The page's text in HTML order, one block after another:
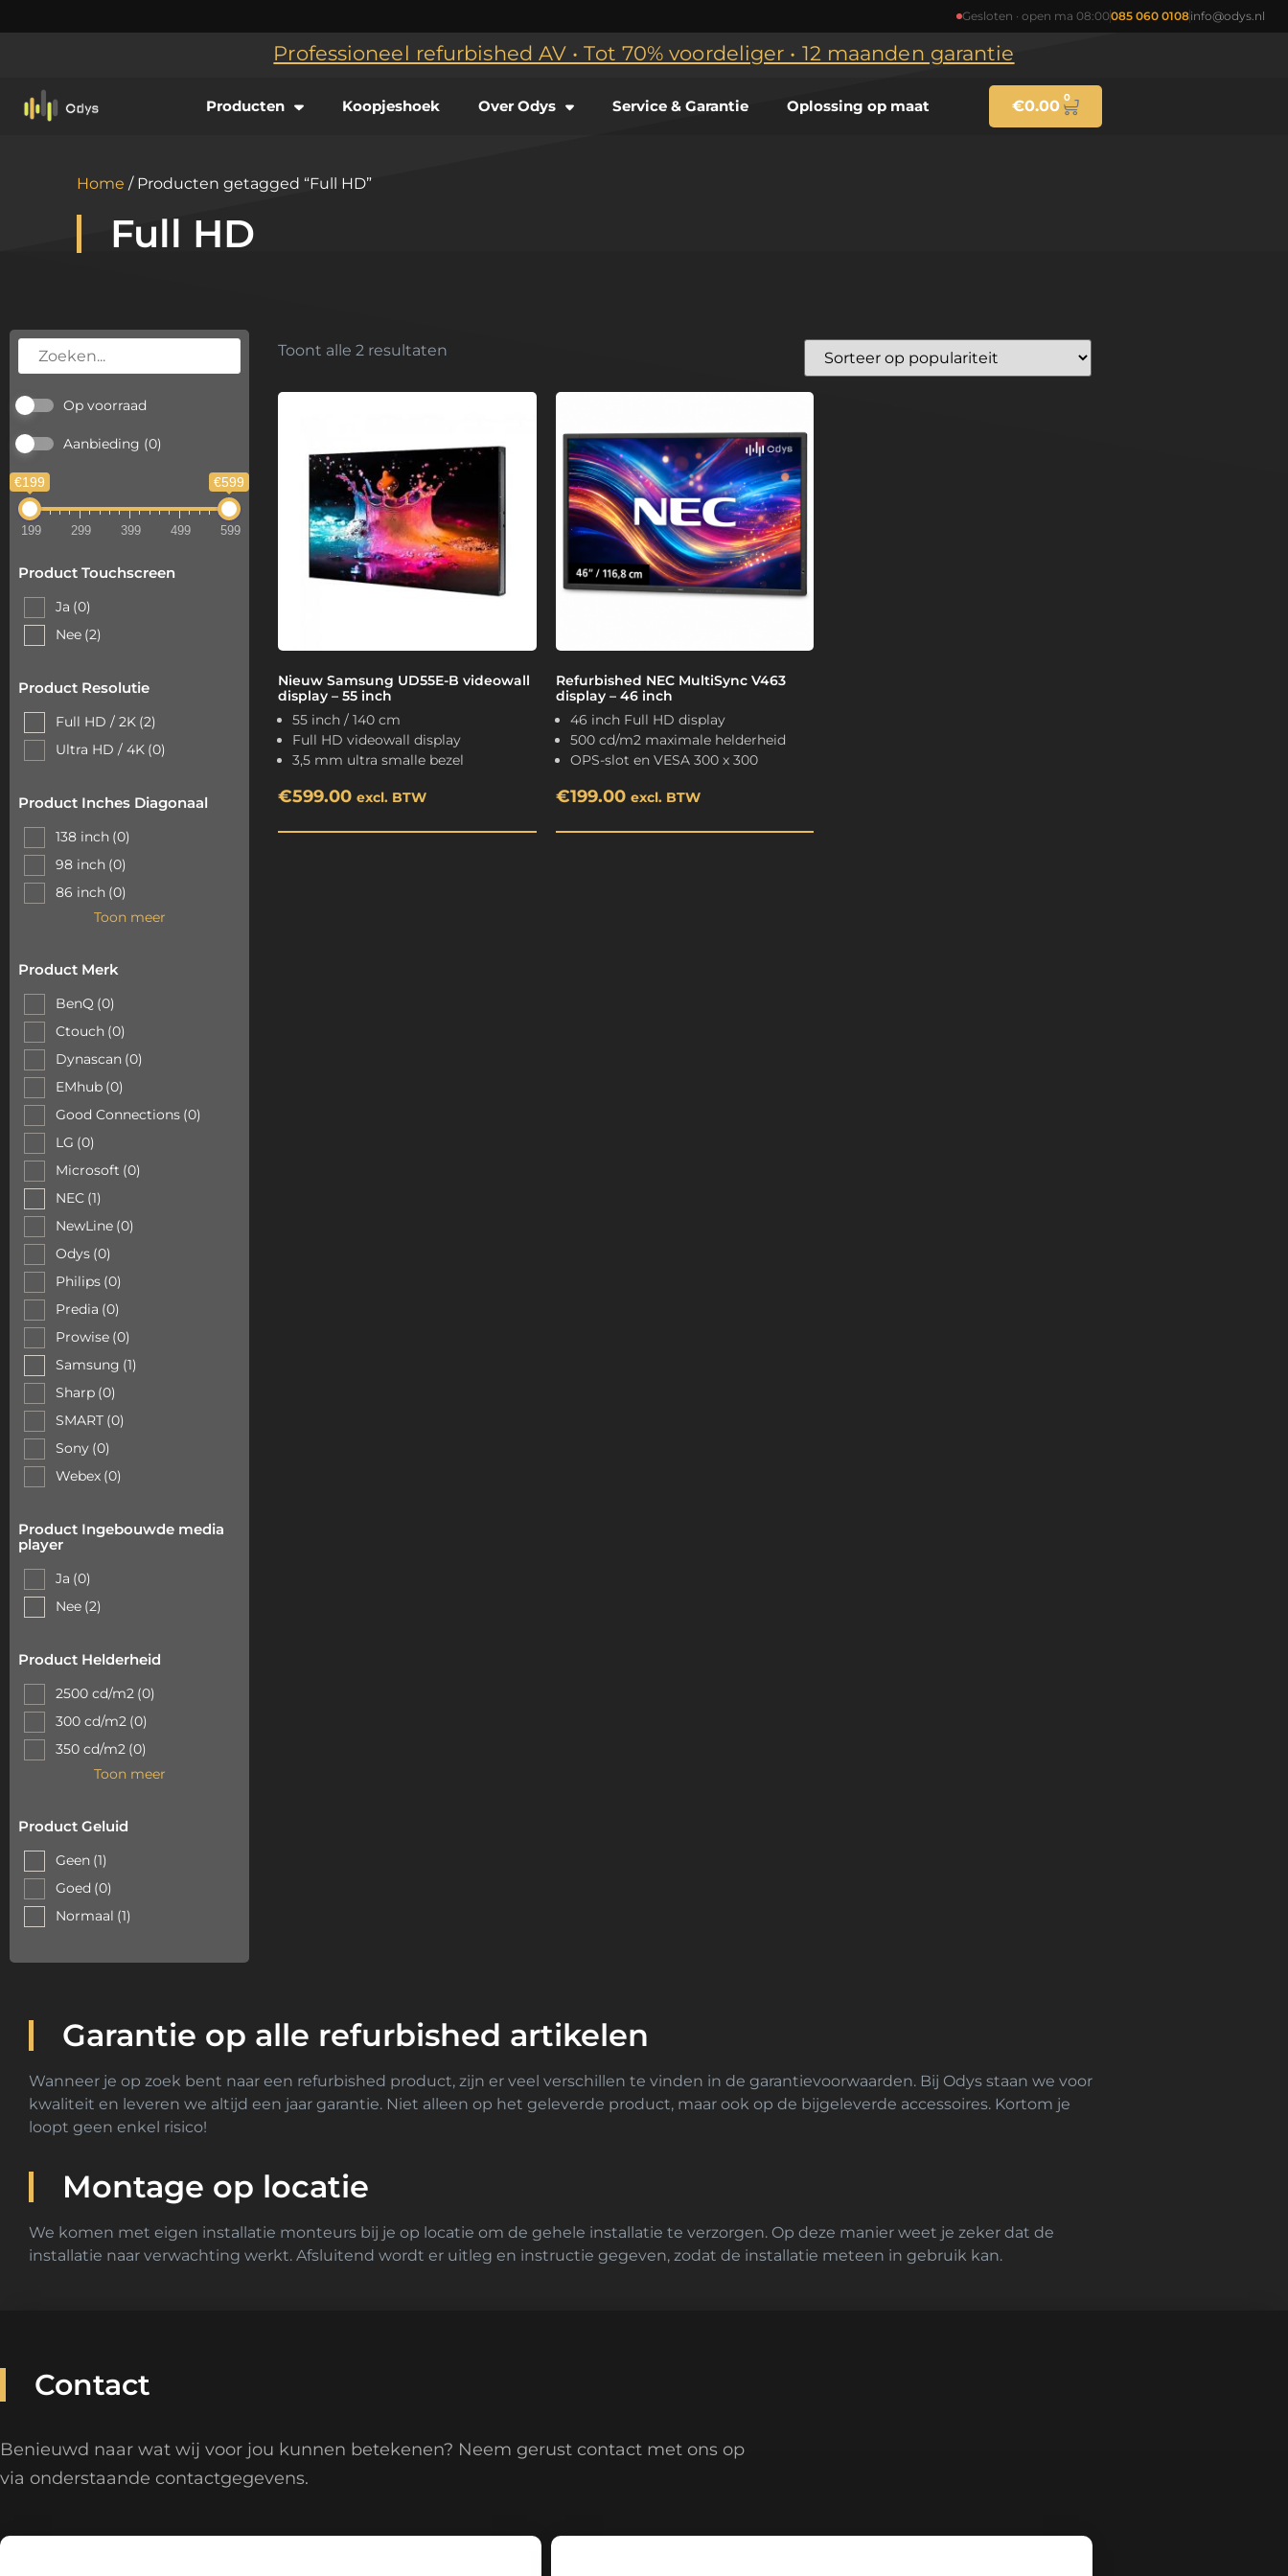
Gesloten · open ma 08:00085 060 0108info@odys.nl
Professioneel refurbished AV • Tot 70% voordeliger • 12 maanden garantie
Producten Koopjeshoek Over Odys Service & Garantie Oplossing op maat €0.00 0
Home / Producten getagged “Full HD”
Full HD
Op voorraad
Aanbieding (0)
€199 €599
199 299 399 499 599
Product Touchscreen
Ja (0)
Nee (2)
Product Resolutie
Full HD / 2K (2)
Ultra HD / 4K (0)
Product Inches Diagonaal
138 inch (0)
98 inch (0)
86 inch (0)
Toon meer
Product Merk
BenQ (0)
Ctouch (0)
Dynascan (0)
EMhub (0)
Good Connections (0)
LG (0)
Microsoft (0)
NEC (1)
NewLine (0)
Odys (0)
Philips (0)
Predia (0)
Prowise (0)
Samsung (1)
Sharp (0)
SMART (0)
Sony (0)
Webex (0)
Product Ingebouwde media
player
Ja (0)
Nee (2)
Product Helderheid
2500 cd/m2 (0)
300 cd/m2 (0)
350 cd/m2 (0)
Toon meer
Product Geluid
Geen (1)
Goed (0)
Normaal (1)
Toont alle 2 resultaten
Nieuw Samsung UD55E-B videowall
display – 55 inch
55 inch / 140 cm
Full HD videowall display
3,5 mm ultra smalle bezel
€599.00 excl. BTW
Refurbished NEC MultiSync V463
display – 46 inch
46 inch Full HD display
500 cd/m2 maximale helderheid
OPS-slot en VESA 300 x 300
€199.00 excl. BTW
Garantie op alle refurbished artikelen
Wanneer je op zoek bent naar een refurbished product, zijn er veel verschillen te vinden in de garantievoorwaarden. Bij Odys staan we voor
kwaliteit en leveren we altijd een jaar garantie. Niet alleen op het geleverde product, maar ook op de bijgeleverde accessoires. Kortom je
loopt geen enkel risico!
Montage op locatie
We komen met eigen installatie monteurs bij je op locatie om de gehele installatie te verzorgen. Op deze manier weet je zeker dat de
installatie naar verwachting werkt. Afsluitend wordt er uitleg en instructie gegeven, zodat de installatie meteen in gebruik kan.
Contact
Benieuwd naar wat wij voor jou kunnen betekenen? Neem gerust contact met ons op
via onderstaande contactgegevens.